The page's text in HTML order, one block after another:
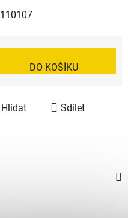
110107
DO KOŠÍKU
Hlídat Sdílet